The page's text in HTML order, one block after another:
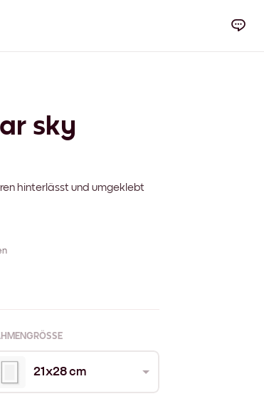
sky
hinterlässt und umgeklebt
21x28 cm